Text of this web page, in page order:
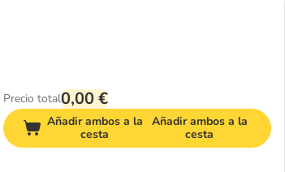
Precio total0,00 €
Añadir ambos a la
cesta
Añadir ambos a la
cesta